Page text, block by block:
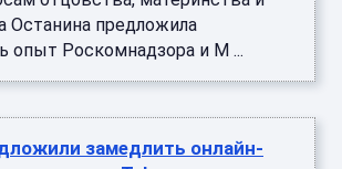
Останина предложила
опыт Роскомнадзора и М ...
замедлить онлайн-